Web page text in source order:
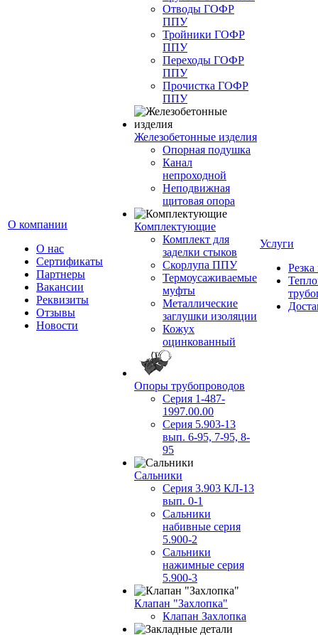
О компании
О нас
Сертификаты
Партнеры
Вакансии
Реквизиты
Отзывы
Новости
Отводы ГОФР
ППУ
Тройники ГОФР
ППУ
Переходы ГОФР
ППУ
Прочистка ГОФР
ППУ
Железобетонные изделия
Опорная подушка
Канал
непроходной
Неподвижная
щитовая опора
Комплектующие
Комплект для
заделки стыков
Скорлупа ППУ
Термоусаживаемые
муфты
Металлические
заглушки изоляции
Кожух
оцинкованный
Опоры трубопроводов
Серия 1-487-
1997.00.00
Серия 5.903-13
вып. 6-95, 7-95, 8-
95
Сальники
Серия 3.903 КЛ-13
вып. 0-1
Сальники
набивные серия
5.900-2
Сальники
нажимные серия
5.900-3
Клапан "Захлопка"
Клапан Захлопка
Услуги
Резка